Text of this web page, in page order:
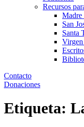
Recursos
Madre
San
Santa
Virgen
Contacto
Donaciones
Etiqueta: